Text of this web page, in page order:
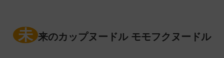
未 来のカップヌードル モモフクヌードル